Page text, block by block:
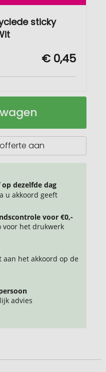
sticky
€ 0,45
aan
dezelfde dag
u akkoord geeft
voor €0,-
voor het drukwerk
het akkoord op de
advies